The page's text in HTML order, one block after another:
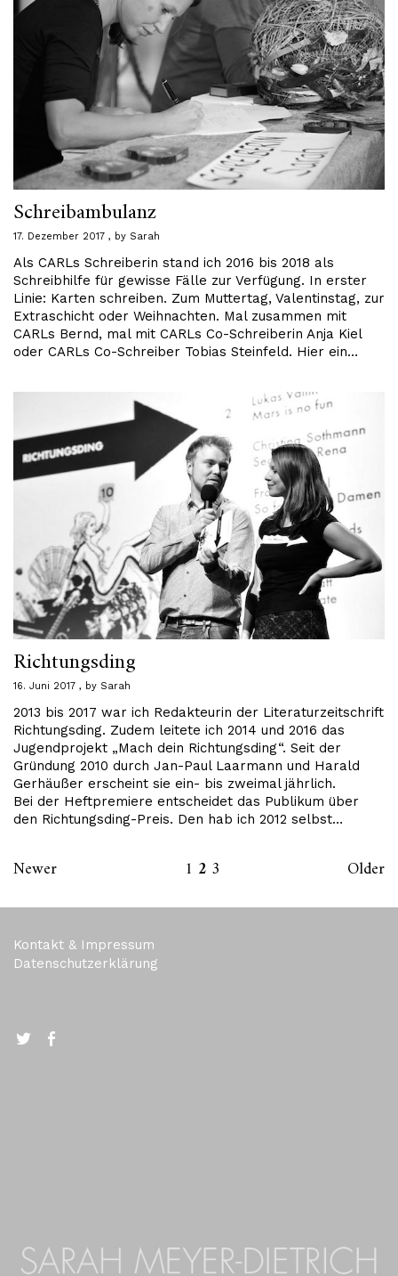
Schreibambulanz
17. Dezember 2017 by Sarah
Als CARLs Schreiberin stand ich 2016 bis 2018 als
Schreibhilfe für gewisse Fälle zur Verfügung. In erster
Linie: Karten schreiben. Zum Muttertag, Valentinstag, zur
Extraschicht oder Weihnachten. Mal zusammen mit
CARLs Bernd, mal mit CARLs Co-Schreiberin Anja Kiel
oder CARLs Co-Schreiber Tobias Steinfeld. Hier ein…
Richtungsding
16. Juni 2017 by Sarah
2013 bis 2017 war ich Redakteurin der Literaturzeitschrift
Richtungsding. Zudem leitete ich 2014 und 2016 das
Jugendprojekt „Mach dein Richtungsding“. Seit der
Gründung 2010 durch Jan-Paul Laarmann und Harald
Gerhäußer erscheint sie ein- bis zweimal jährlich.
Bei der Heftpremiere entscheidet das Publikum über
den Richtungsding-Preis. Den hab ich 2012 selbst…
Newer 1 2 3 Older
Kontakt & Impressum
Datenschutzerklärung